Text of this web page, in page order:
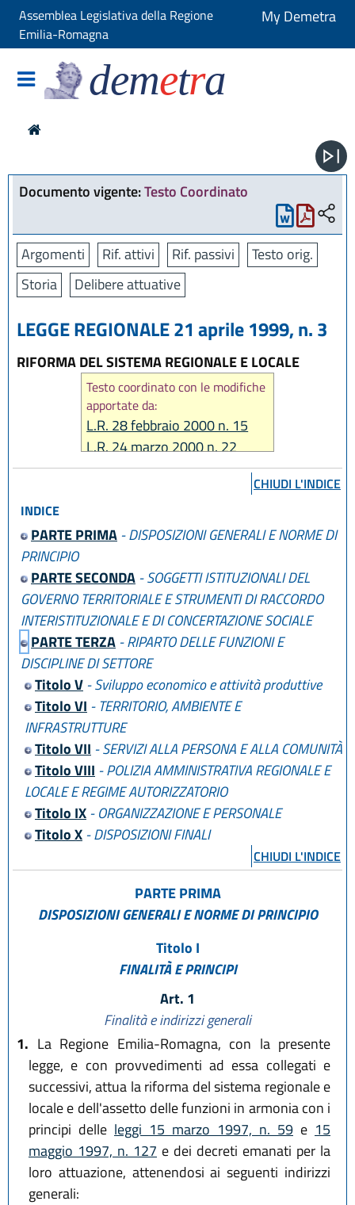
Assemblea Legislativa della Regione
Emilia-Romagna
My Demetra
demetra
Documento vigente:Testo Coordinato
Argomenti Rif. attivi Rif. passivi
Testo orig.
Storia
Delibere attuative
LEGGE REGIONALE 21 aprile 1999, n. 3
RIFORMA DEL SISTEMA REGIONALE E LOCALE
Testo coordinato con le modifiche
apportate da:
L.R. 28 febbraio 2000 n. 15
L.R. 24 marzo 2000 n. 22
L.R. 22 febbraio 2001 n. 5
L.R. 13 novembre 2001 n. 36
L.R. 26 novembre 2001 n. 43
L.R. 25 novembre 2002 n. 31
L.R. 19 dicembre 2002 n. 36
L.R. 12 marzo 2003 n. 2
L.R. 31 marzo 2003 n. 7
L.R. 30 giugno 2003 n. 12
L.R. 4 dicembre 2003 n. 24
L.R. 20 gennaio 2004 n. 2
L.R. 24 marzo 2004 n. 6
L.R. 14 aprile 2004 n. 7
L.R. 28 luglio 2004 n. 17
L.R. 23 dicembre 2004 n. 26
L.R. 17 febbraio 2005 n. 6
L.R. 28 luglio 2006 n. 13
L.R. 30 ottobre 2008 n. 19
L.R. 30 novembre 2009 n. 23
L.R. 22 dicembre 2009 n. 24
L.R. 12 febbraio 2010 n. 4
L.R. 13 dicembre 2011 n. 20
L.R. 20 aprile 2012 n. 3
L.R. 30 giugno 2014 n. 8
L.R. 24 luglio 2014 n. 22
L.R. 30 luglio 2015, n. 13
L.R. 29 dicembre 2015, n. 22
L.R. 30 maggio 2016, n. 9
L.R. 15 luglio 2016, n. 11
L.R. 18 luglio 2017, n. 15
L.R. 18 luglio 2017, n. 16
CHIUDI L'INDICE
INDICE
PARTE PRIMA- DISPOSIZIONI GENERALI E NORME DI
PRINCIPIO
PARTE SECONDA- SOGGETTI ISTITUZIONALI DEL
GOVERNO TERRITORIALE E STRUMENTI DI RACCORDO
INTERISTITUZIONALE E DI CONCERTAZIONE SOCIALE
PARTE TERZA- RIPARTO DELLE FUNZIONI E
DISCIPLINE DI SETTORE
Titolo V- Sviluppo economico e attività produttive
Titolo VI - TERRITORIO, AMBIENTE E
INFRASTRUTTURE
Titolo VII - SERVIZI ALLA PERSONA E ALLA COMUNITÀ
Titolo VIII - POLIZIA AMMINISTRATIVA REGIONALE E
LOCALE E REGIME AUTORIZZATORIO
Titolo IX- ORGANIZZAZIONE E PERSONALE
Titolo X- DISPOSIZIONI FINALI
CHIUDI L'INDICE
PARTE PRIMA
DISPOSIZIONI GENERALI E NORME DI PRINCIPIO
Titolo I
FINALITÀ E PRINCIPI
Art. 1
Finalità e indirizzi generali
1. La Regione Emilia-Romagna, con la presente
legge, e con provvedimenti ad essa collegati e
successivi, attua la riforma del sistema regionale e
locale e dell'assetto delle funzioni in armonia con i
principi delle leggi 15 marzo 1997, n. 59 e 15
maggio 1997, n. 127 e dei decreti emanati per la
loro attuazione, attenendosi ai seguenti indirizzi
generali: